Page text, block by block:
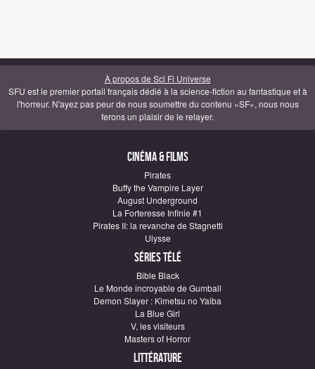
À propos de Sci Fi Universe
SFU est le premier portail français dédié à la science-fiction au fantastique et à
l'horreur. N'ayez pas peur de nous soumettre du contenu «SF», nous nous
ferons un plaisir de le relayer.
Cinéma & Films
Pirates
Buffy the Vampire Layer
August Underground
La Forteresse Infinie #1
Pirates II: la revanche de Stagnetti
Ulysse
Séries télé
Bible Black
Le Monde incroyable de Gumball
Demon Slayer : Kimetsu no Yaiba
La Blue Girl
V, les visiteurs
Masters of Horror
Littérature